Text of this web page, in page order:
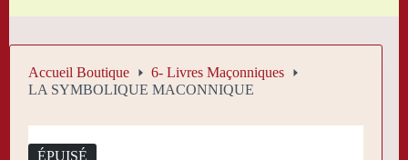
Accueil Boutique
6- Livres Maçonniques
LA SYMBOLIQUE MACONNIQUE
ÉPUISÉ